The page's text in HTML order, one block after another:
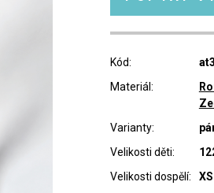
Kód:
Materiál:
Varianty:
Velikosti děti:
Velikosti dospělí: